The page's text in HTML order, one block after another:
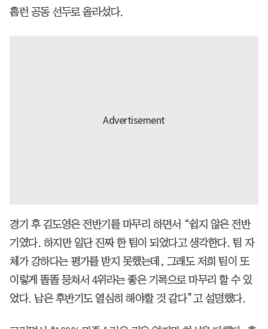
홈런 공동 선두로 올라섰다.
경기 후 김도영은 전반기를 마무리 하면서 “쉽지 않은 전반
기였다. 하지만 일단 진짜 한 팀이 되었다고 생각한다. 팀 자
체가 강하다는 평가를 받지 못했는데, 그래도 저희 팀이 또
이렇게 똘똘 뭉쳐서 4위라는 좋은 기록으로 마무리 할 수 있
었다. 남은 후반기도 열심히 해야할 것 같다”고 설명했다.